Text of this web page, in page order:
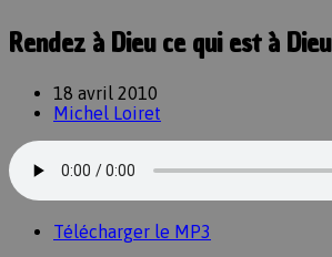
Rendez à Dieu ce qui est à Dieu
18 avril 2010
Michel Loiret
Télécharger le MP3